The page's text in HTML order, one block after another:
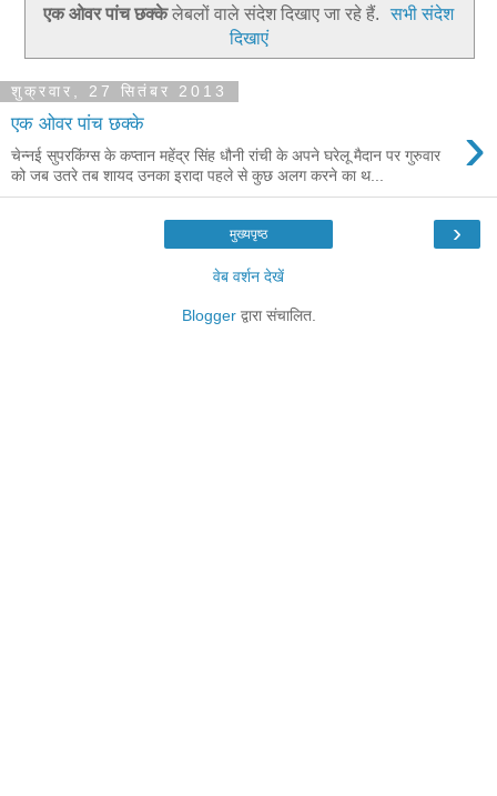
एक ओवर पांच छक्केलेबलों वाले संदेश दिखाए जा रहे हैं.
सभी संदेश
दिखाएं
शुक्रवार, 27 सितंबर 2013
एक ओवर पांच छक्के ›
चेन्नई सुपरकिंग्स के कप्तान महेंद्र सिंह धौनी रांची के अपने घरेलू मैदान पर गुरुवार
को जब उतरे तब शायद उनका इरादा पहले से कुछ अलग करने का थ...
›
मुख्यपृष्ठ
वेब वर्शन देखें
Bloggerद्वारा संचालित.